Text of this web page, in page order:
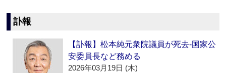
訃報
【訃報】松本純元衆院議員が死去‐国家公
安委員長など務める
2026年03月19日 (木)